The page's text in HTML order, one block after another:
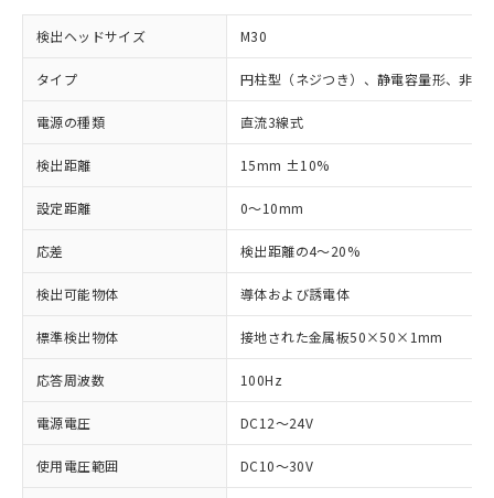
検出ヘッドサイズ M30
タイプ 円柱型（ネジつき）、静電容量形、非シ
電源の種類 直流3線式
検出距離 15mm ±10%
設定距離 0～10mm
応差 検出距離の4～20%
検出可能物体 導体および誘電体
標準検出物体 接地された金属板50×50×1mm
応答周波数 100Hz
電源電圧 DC12～24V
使用電圧範囲 DC10～30V